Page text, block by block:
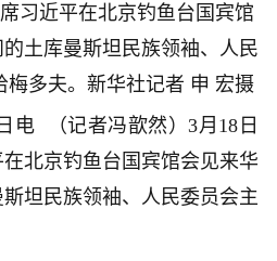
习近平在北京钓鱼台国宾馆
土库曼斯坦民族领袖、人民
多夫。 新华社记者 申 宏摄
电 （记者冯歆然）3月18日
北京钓鱼台国宾馆会见来华
坦民族领袖、人民委员会主